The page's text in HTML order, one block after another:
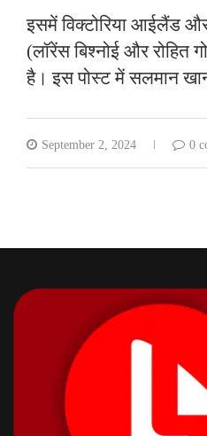
इसमें विक्टोरिया आईलैंड
(लॉरेंस बिश्नोई और रोहित
है। इस पोस्ट में सलमान
September 2, 2024 0